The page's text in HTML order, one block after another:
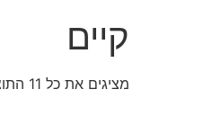
קיים
מציגים את כל ⁦11⁩ התוצאות